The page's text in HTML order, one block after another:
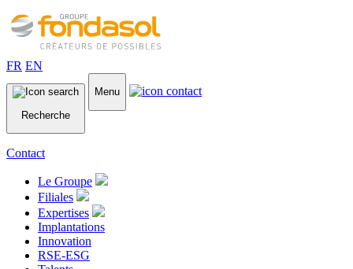
FR EN
Recherche
Menu
Contact
Le Groupe
Filiales
Expertises
Implantations
Innovation
RSE-ESG